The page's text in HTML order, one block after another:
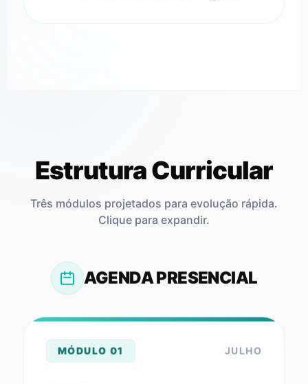
Estrutura Curricular
Três módulos projetados para evolução rápida.
Clique para expandir.
AGENDA PRESENCIAL
MÓDULO 01 JULHO